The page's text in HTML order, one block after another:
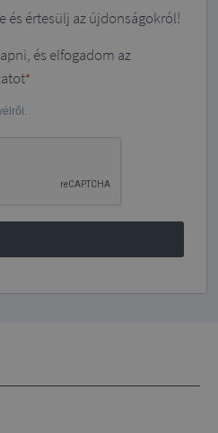
és értesülj az újdonságokról!
és elfogadom az